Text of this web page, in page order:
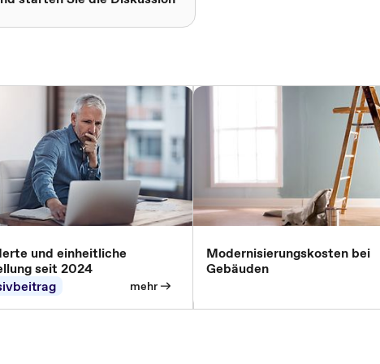
und einheitliche
seit 2024
mehr
Modernisierungskosten bei
Gebäuden